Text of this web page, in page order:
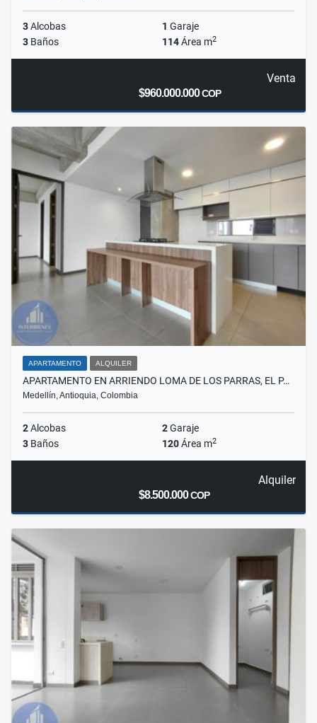
3Alcobas 1 Garaje
3 Baños 114Área m2
Venta
$960.000.000COP
APARTAMENTO ALQUILER
APARTAMENTO EN ARRIENDO LOMA DE LOS PARRAS, EL P…
Medellín, Antioquia, Colombia
2Alcobas 2Garaje
3 Baños 120Área m2
Alquiler
$8.500.000COP